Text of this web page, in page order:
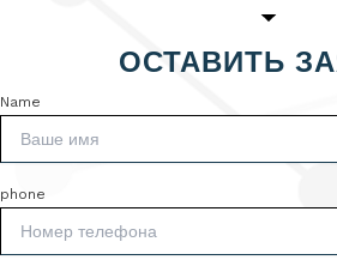
ОСТАВИТЬ
Name
phone